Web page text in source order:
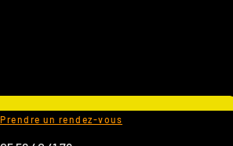
Prendre un rendez-vous